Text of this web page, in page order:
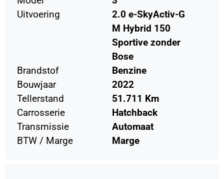
Uitvoering
2.0 e-SkyActiv-G
M Hybrid 150
Sportive zonder
Bose
Brandstof
Benzine
Bouwjaar
2022
Tellerstand
51.711 Km
Carrosserie
Hatchback
Transmissie
Automaat
BTW / Marge
Marge